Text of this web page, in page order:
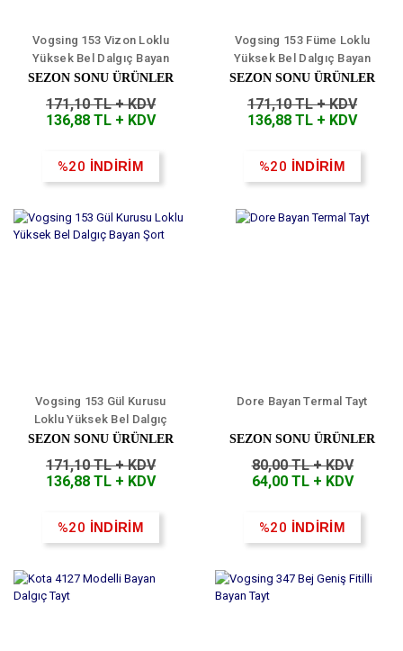
Vogsing 153 Vizon Loklu
Yüksek Bel Dalgıç Bayan
Şort
SEZON SONU ÜRÜNLER
171,10 TL + KDV
136,88 TL + KDV
%20 İNDİRİM
Vogsing 153 Füme Loklu
Yüksek Bel Dalgıç Bayan
Şort
SEZON SONU ÜRÜNLER
171,10 TL + KDV
136,88 TL + KDV
%20 İNDİRİM
Vogsing 153 Gül Kurusu
Loklu Yüksek Bel Dalgıç
Bayan Şort
SEZON SONU ÜRÜNLER
171,10 TL + KDV
136,88 TL + KDV
%20 İNDİRİM
Dore Bayan Termal Tayt
SEZON SONU ÜRÜNLER
80,00 TL + KDV
64,00 TL + KDV
%20 İNDİRİM